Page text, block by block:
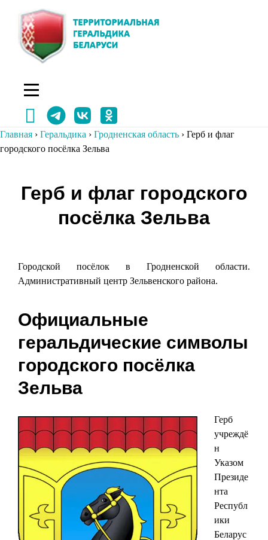
содержимому
Главная › Геральдика › Гродненская область › Герб и флаг
городского посёлка Зельва
Герб и флаг городского
посёлка Зельва
Городской посёлок в Гродненской области.
Административный центр Зельвенского района.
Официальные
геральдические символы
городского посёлка
Зельва
Герб
учреждё
н
Указом
Президе
нта
Республ
ики
Беларус
Навигация